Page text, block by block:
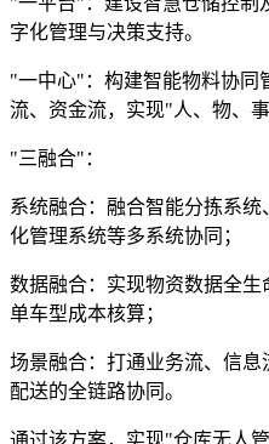
字化管理与决策支持。
"一中心"：构建智能物料协同
流、资金流，实现"人、物、
"三融合"：
系统融合：融合智能分拣系
化管理系统等多系统协同；
数据融合：实现物资数据全
单车型成本核算；
场景融合：打通业务流、信息
配送的全链路协同。
通过该方案，实现"仓库无人